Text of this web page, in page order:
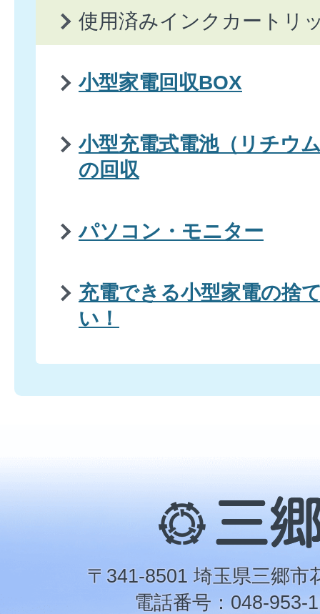
使用済みインクカートリ
小型家電回収BOX
小型充電式電池（リチウ
の回収
パソコン・モニター
充電できる小型家電の捨
い！
三
郷
市
〒341-8501 埼玉県三郷市
電話番号：048-953-